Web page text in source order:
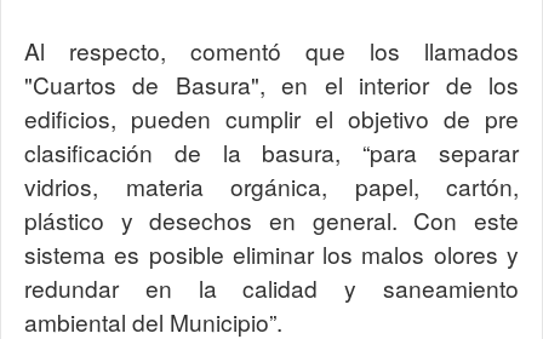
Al respecto, comentó que los llamados
"Cuartos de Basura", en el interior de los
edificios, pueden cumplir el objetivo de pre
clasificación de la basura, “para separar
vidrios, materia orgánica, papel, cartón,
plástico y desechos en general. Con este
sistema es posible eliminar los malos olores y
redundar en la calidad y saneamiento
ambiental del Municipio”.